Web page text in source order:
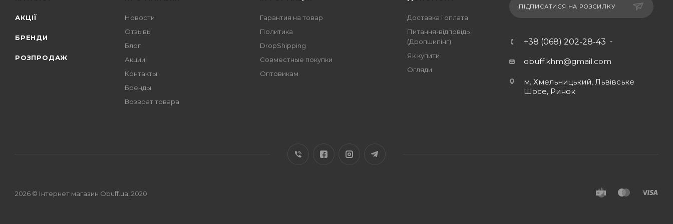
АКЦІЇ
БРЕНДИ
РОЗПРОДАЖ
Новости
Отзывы
Блог
Акции
Контакты
Бренды
Возврат товара
Гарантия на товар
Политика
DropShipping
Совместные покупки
Оптовикам
Доставка і оплата
Питання-відповідь
(Дропшипінг)
Як купити
Огляди
ПІДПИСАТИСЯ НА РОЗСИЛКУ
+38 (068) 202-28-43
obuff.khm@gmail.com
м. Хмельницький, Львівське
Шосе, Ринок
2026 © Інтернет магазин Obuff.ua, 2020